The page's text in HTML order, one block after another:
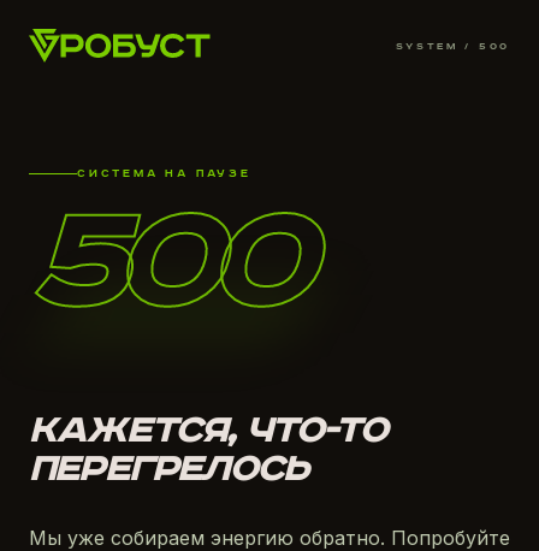
SYSTEM / 500
СИСТЕМА НА ПАУЗЕ
500
КАЖЕТСЯ, ЧТО-ТО
ПЕРЕГРЕЛОСЬ
Мы уже собираем энергию обратно. Попробуйте